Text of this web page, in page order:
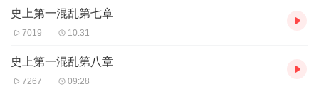
史上第一混乱第七章
7019 10:31
史上第一混乱第八章
7267 09:28